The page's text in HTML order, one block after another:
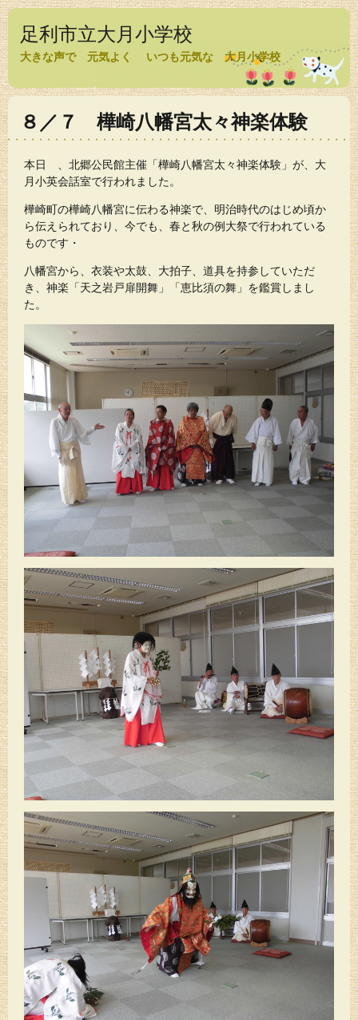
足利市立大月小学校
大きな声で 元気よく いつも元気な 大月小学校
８／７ 樺崎八幡宮太々神楽体験
本日 、北郷公民館主催「樺崎八幡宮太々神楽体験」が、大
月小英会話室で行われました。
樺崎町の樺崎八幡宮に伝わる神楽で、明治時代のはじめ頃か
ら伝えられており、今でも、春と秋の例大祭で行われている
ものです・
八幡宮から、衣装や太鼓、大拍子、道具を持参していただ
き、神楽「天之岩戸扉開舞」「恵比須の舞」を鑑賞しまし
た。